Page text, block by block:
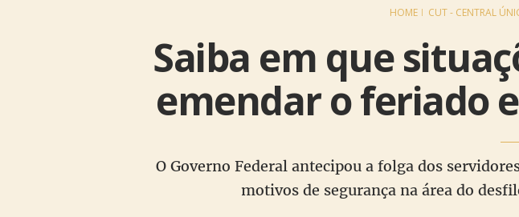
HOME CUT - CENTRAL
Saiba em que
emendar o feriado
O Governo Federal antecipou a folga dos
motivos de segurança na área do